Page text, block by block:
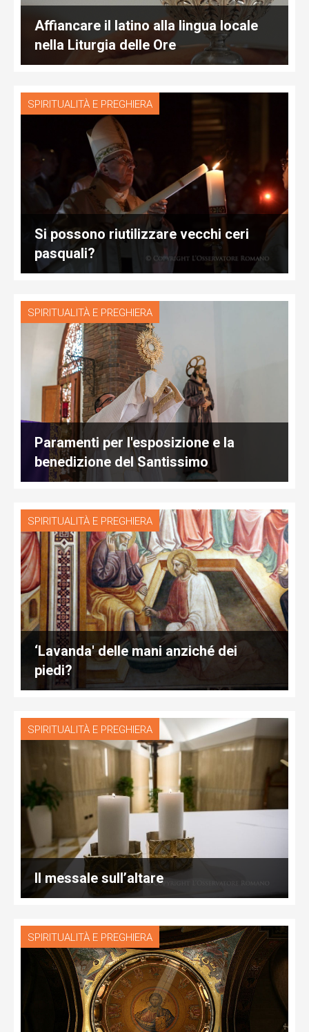
Affiancare il latino alla lingua locale
nella Liturgia delle Ore
SPIRITUALITÀ E PREGHIERA
Si possono riutilizzare vecchi ceri
pasquali?
SPIRITUALITÀ E PREGHIERA
Paramenti per l'esposizione e la
benedizione del Santissimo
SPIRITUALITÀ E PREGHIERA
‘Lavanda' delle mani anziché dei
piedi?
SPIRITUALITÀ E PREGHIERA
Il messale sull’altare
SPIRITUALITÀ E PREGHIERA